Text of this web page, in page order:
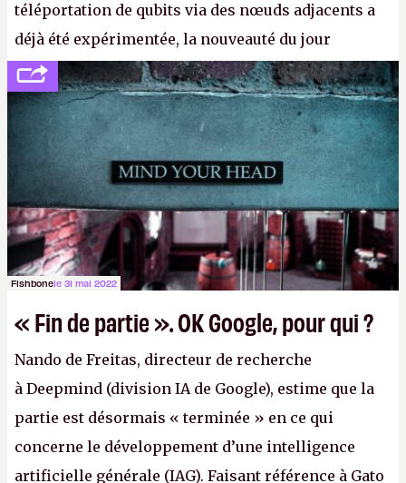
téléportation de qubits via des nœuds adjacents a
déjà été expérimentée, la nouveauté du jour
concerne le recours à des nœuds distants, pour ne
pas dire un réseau quantique multimédia interactif
(avec l’option Péritel). (
http://cpc.cx/AH432N4
Crédit photo : QuTech / Nature)
Fishbonele 31 mai 2022
« Fin de partie ». OK Google, pour qui ?
Nando de Freitas, directeur de recherche
à Deepmind (division IA de Google), estime que la
partie est désormais « terminée » en ce qui
concerne le développement d’une intelligence
artificielle générale (IAG). Faisant référence à Gato